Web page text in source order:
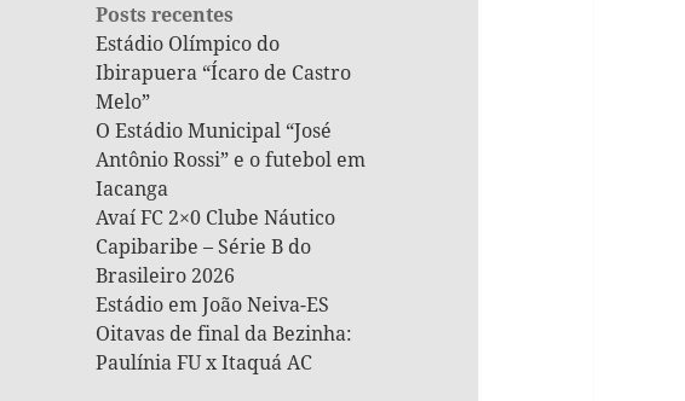
Posts recentes
Estádio Olímpico do
Ibirapuera “Ícaro de Castro
Melo”
O Estádio Municipal “José
Antônio Rossi” e o futebol em
Iacanga
Avaí FC 2×0 Clube Náutico
Capibaribe – Série B do
Brasileiro 2026
Estádio em João Neiva-ES
Oitavas de final da Bezinha:
Paulínia FU x Itaquá AC